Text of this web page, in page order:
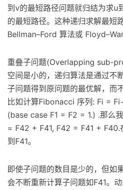
到v的最短路径问题就归结为求u
的最短路径。这种递归求解最短
Bellman–Ford 算法或
重叠子问题(Overlapping sub-
空间是小的，递归算法是通过不
子问题得到原问题的最优解，而
比如计算Fibonacci 序列: Fi =
(base case F1 = F2 = 1.) .那么
= F42 + F41, F42 = F41 + F40.
到F41。
即使子问题的数目是少的，但如
会不断重新计算子问题如F41。